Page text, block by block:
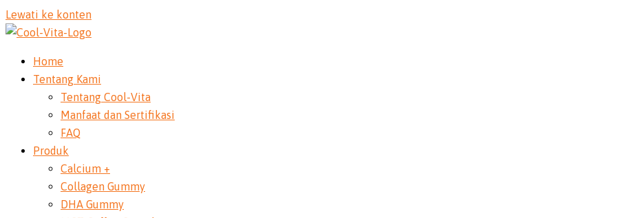
Lewati ke konten
Home
Tentang Kami
Tentang Cool-Vita
Manfaat dan Sertifikasi
FAQ
Produk
Calcium +
Collagen Gummy
DHA Gummy